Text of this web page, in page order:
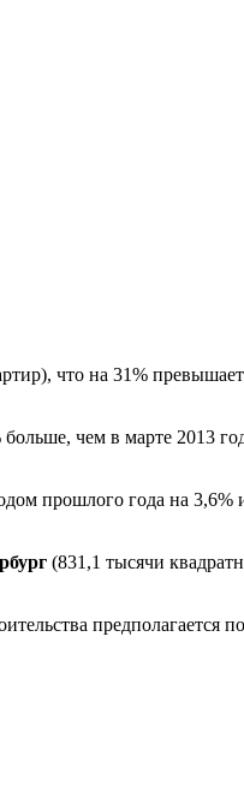
что на 31%
чем в марте 2013
прошлого года на 3,6%
(831,1 тысячи
предполагается